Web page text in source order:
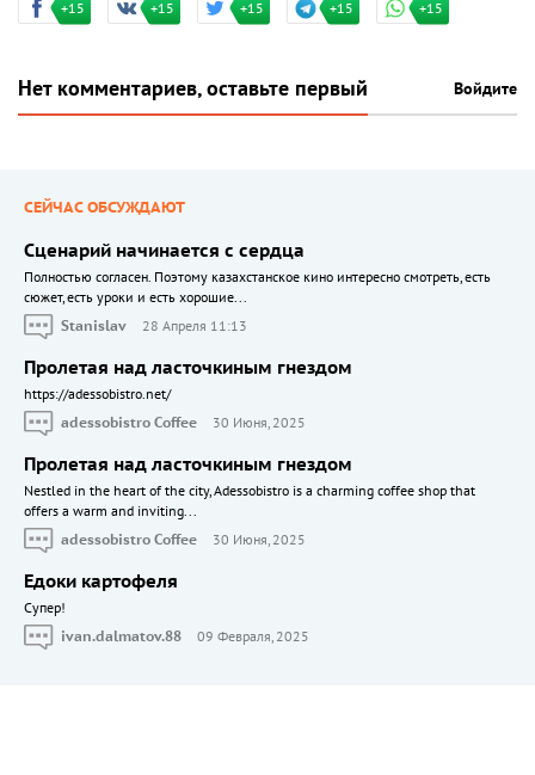
+15 +15 +15 +15 +15
Нет комментариев, оставьте первый Войдите
СЕЙЧАС ОБСУЖДАЮТ
Сценарий начинается с сердца
Полностью согласен. Поэтому казахстанское кино интересно смотреть, есть
сюжет, есть уроки и есть хорошие...
Stanislav
28 Апреля 11:13
Пролетая над ласточкиным гнездом
https://adessobistro.net/
adessobistro Coffee
30 Июня, 2025
Пролетая над ласточкиным гнездом
Nestled in the heart of the city, Adessobistro is a charming coffee shop that
offers a warm and inviting...
adessobistro Coffee
30 Июня, 2025
Едоки картофеля
Cупер!
ivan.dalmatov.88
09 Февраля, 2025